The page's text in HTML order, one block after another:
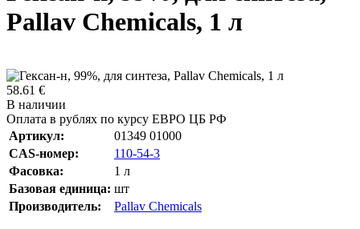
Pallav Chemicals, 1 л
58.61 €
В наличии
Оплата в рублях по курсу ЕВРО ЦБ РФ
Артикул:
01349 01000
CAS-номер:
110-54-3
Фасовка:
1 л
Базовая единица: шт
Производитель:
Pallav Chemicals